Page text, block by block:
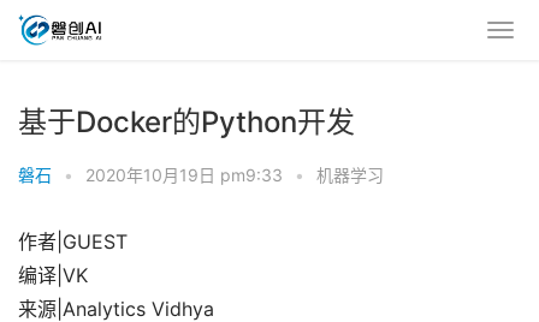
基于Docker的Python开发
磐石 • 2020年10月19日 pm9:33 • 机器学习
作者|GUEST
编译|VK
来源|Analytics Vidhya